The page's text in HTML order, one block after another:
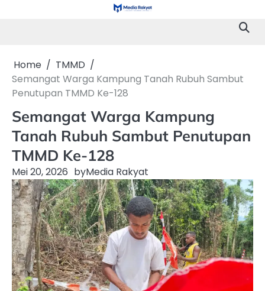
Home
TMMD
Semangat Warga Kampung Tanah Rubuh Sambut
Penutupan TMMD Ke-128
Semangat Warga Kampung
Tanah Rubuh Sambut Penutupan
TMMD Ke-128
Mei 20, 2026 byMedia Rakyat